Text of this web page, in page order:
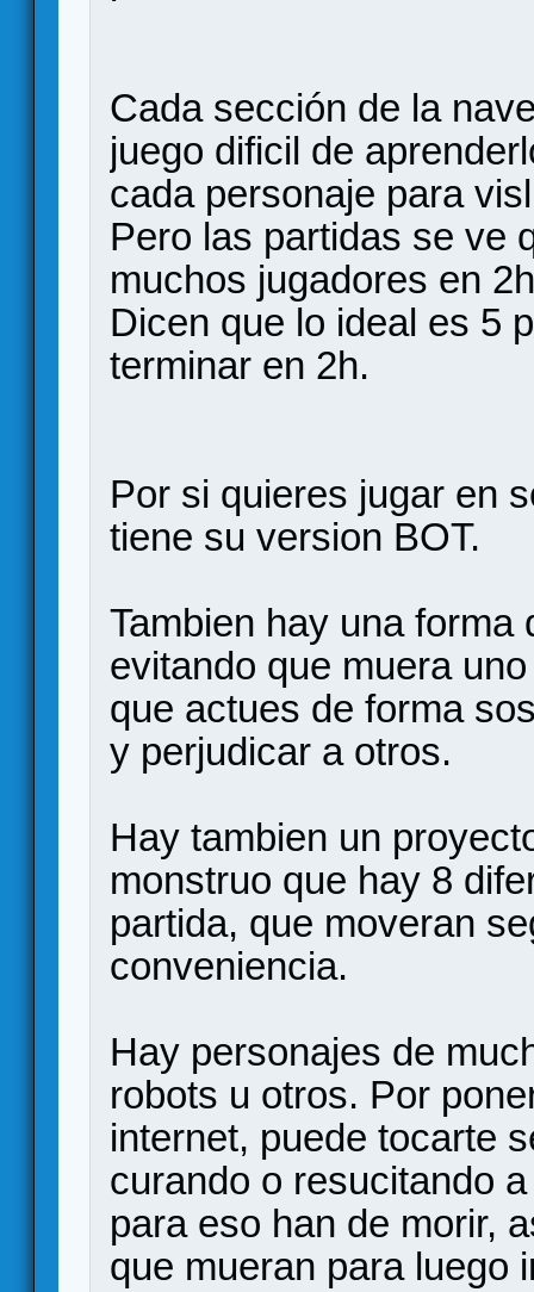
Cada sección de la
juego dificil de
cada personaje para
Pero las partidas se ve
muchos jugadores en
Dicen que lo ideal es 5
terminar en 2h.
Por si quieres jugar en
tiene su version BOT.
Tambien hay una
evitando que muera
que actues de forma
y perjudicar a otros.
Hay tambien un
monstruo que hay 8
partida, que moveran
conveniencia.
Hay personajes de
robots u otros. Por
internet, puede tocarte
curando o resucitando
para eso han de morir,
que mueran para luego